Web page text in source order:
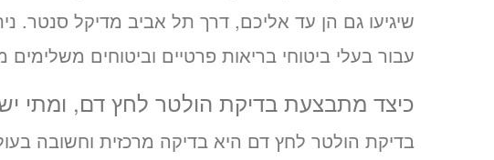
שיגיעו גם הן עד אליכם, דרך תל אביב מדיקל סנטר.
עבור בעלי ביטוחי בריאות פרטיים וביטוחים
כיצד מתבצעת בדיקת הולטר לחץ דם, ומתי
בדיקת הולטר לחץ דם היא בדיקה מרכזית וחשובה